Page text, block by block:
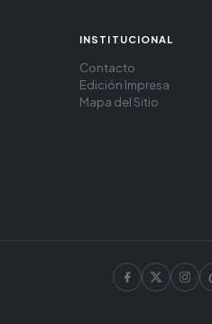
INSTITUCIONAL
Contacto
Edición Impresa
Mapa del Sitio